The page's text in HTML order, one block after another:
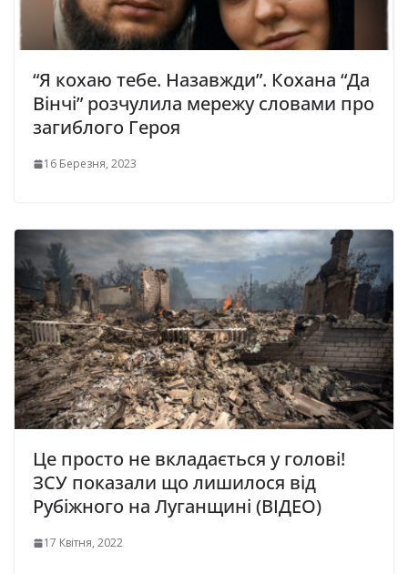
“Я кохаю тебе. Назавжди”. Кохана “Да
Вінчі” розчулила мережу словами про
загиблого Героя
16 Березня, 2023
Це просто не вкладається у голові!
ЗСУ показали що лишилося від
Рубіжного на Луганщині (ВІДЕО)
17 Квітня, 2022